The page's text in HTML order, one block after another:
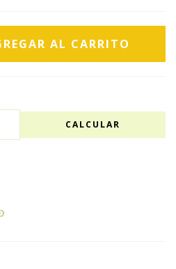
CALCULAR